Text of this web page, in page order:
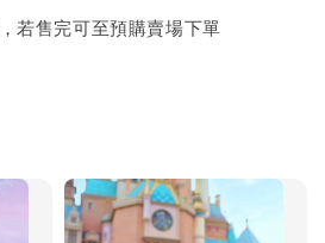
若售完可至預購賣場下單